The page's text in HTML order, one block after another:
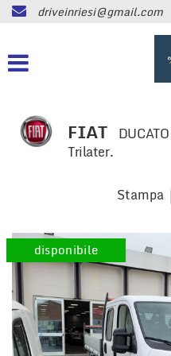
HOME
LISTA VEICOLI
ASSISTENZA
AREA COMMERCIANTI
driveinriesi@gmail.com
FIAT
Trilater.
Stampa
disponibile
preferenze
di
Il
seguente
le
tue
preferenze
di
consenso
alle
tecnologie
di